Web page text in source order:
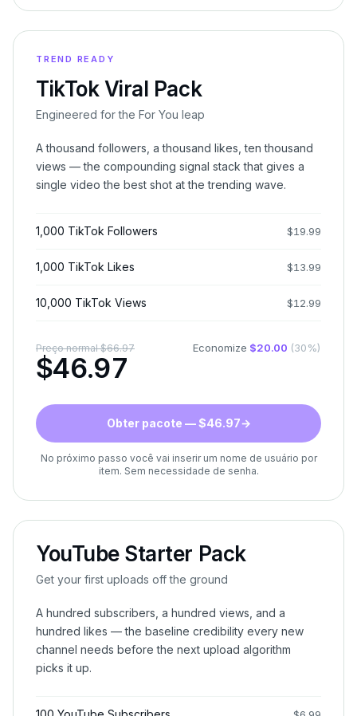
TREND READY
TikTok Viral Pack
Engineered for the For You leap
A thousand followers, a thousand likes, ten thousand
views — the compounding signal stack that gives a
single video the best shot at the trending wave.
1,000 TikTok Followers $19.99
1,000 TikTok Likes $13.99
10,000 TikTok Views $12.99
Preço normal$66.97
$46.97
Economize $20.00 (30%)
Obter pacote — $46.97→
No próximo passo você vai inserir um nome de usuário por
item. Sem necessidade de senha.
YouTube Starter Pack
Get your first uploads off the ground
A hundred subscribers, a hundred views, and a
hundred likes — the baseline credibility every new
channel needs before the next upload algorithm
picks it up.